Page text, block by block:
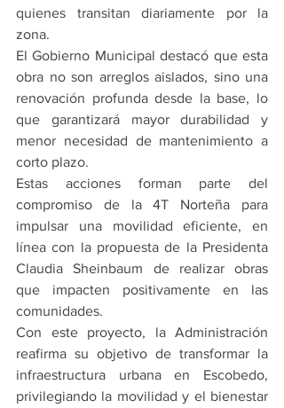
quienes transitan diariamente por la
zona.
El Gobierno Municipal destacó que esta
obra no son arreglos aislados, sino una
renovación profunda desde la base, lo
que garantizará mayor durabilidad y
menor necesidad de mantenimiento a
corto plazo.
Estas acciones forman parte del
compromiso de la 4T Norteña para
impulsar una movilidad eficiente, en
línea con la propuesta de la Presidenta
Claudia Sheinbaum de realizar obras
que impacten positivamente en las
comunidades.
Con este proyecto, la Administración
reafirma su objetivo de transformar la
infraestructura urbana en Escobedo,
privilegiando la movilidad y el bienestar